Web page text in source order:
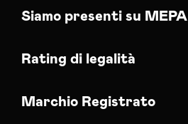
Siamo presenti su MEPA
Rating di legalità
Marchio Registrato